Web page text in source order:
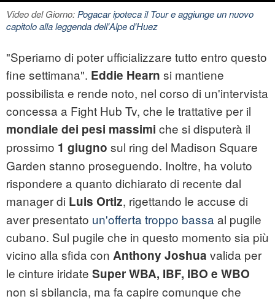
Video del Giorno:Pogacar ipoteca il Tour e aggiunge un nuovo
capitolo alla leggenda dell'Alpe d'Huez
"Speriamo di poter ufficializzare tutto entro questo
fine settimana". Eddie Hearn si mantiene
possibilista e rende noto, nel corso di un'intervista
concessa a Fight Hub Tv, che le trattative per il
mondiale dei pesi massimi che si disputerà il
prossimo 1 giugno sul ring del Madison Square
Garden stanno proseguendo. Inoltre, ha voluto
rispondere a quanto dichiarato di recente dal
manager di Luis Ortiz, rigettando le accuse di
aver presentato un'offerta troppo bassa al pugile
cubano. Sul pugile che in questo momento sia più
vicino alla sfida con Anthony Joshua valida per
le cinture iridate Super WBA, IBF, IBO e WBO
non si sbilancia, ma fa capire comunque che